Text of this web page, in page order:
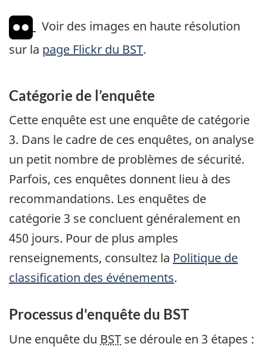
Voir des images en haute résolution
sur la page Flickr du BST.
Catégorie de l’enquête
Cette enquête est une enquête de catégorie
3. Dans le cadre de ces enquêtes, on analyse
un petit nombre de problèmes de sécurité.
Parfois, ces enquêtes donnent lieu à des
recommandations. Les enquêtes de
catégorie 3 se concluent généralement en
450 jours. Pour de plus amples
renseignements, consultez la Politique de
classification des événements.
Processus d'enquête du BST
Une enquête du BST se déroule en 3 étapes :